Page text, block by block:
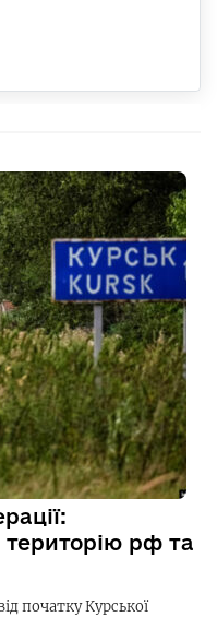
територію рф та
початку Курської